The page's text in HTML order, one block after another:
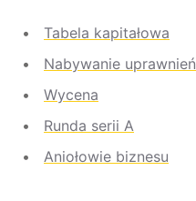
Tabela kapitałowa
Nabywanie uprawnień
Wycena
Runda serii A
Aniołowie biznesu